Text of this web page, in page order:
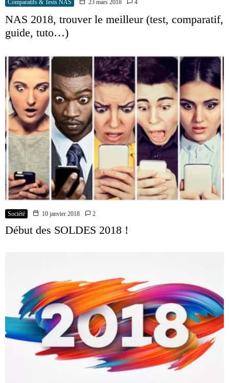
Comparatifs & Tests NAS 23 mars 2018 4
NAS 2018, trouver le meilleur (test, comparatif,
guide, tuto…)
Société 10 janvier 2018 2
Début des SOLDES 2018 !